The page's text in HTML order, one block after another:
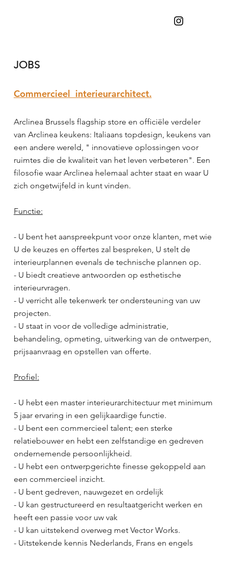
JOBS
Commercieel interieurarchitect.
Arclinea Brussels flagship store en officiële verdeler
van Arclinea keukens: Italiaans topdesign, keukens van
een andere wereld, " innovatieve oplossingen voor
ruimtes die de kwaliteit van het leven verbeteren". Een
filosofie waar Arclinea helemaal achter staat en waar U
zich ongetwijfeld in kunt vinden.
Functie:
- U bent het aanspreekpunt voor onze klanten, met wie
U de keuzes en offertes zal bespreken, U stelt de
interieurplannen evenals de technische plannen op.
- U biedt creatieve antwoorden op esthetische
interieurvragen.
- U verricht alle tekenwerk ter ondersteuning van uw
projecten.
- U staat in voor de volledige administratie,
behandeling, opmeting, uitwerking van de ontwerpen,
prijsaanvraag en opstellen van offerte.
Profiel:
- U hebt een master interieurarchitectuur met minimum
5 jaar ervaring in een gelijkaardige functie.
- U bent een commercieel talent; een sterke
relatiebouwer en hebt een zelfstandige en gedreven
ondernemende persoonlijkheid.
- U hebt een ontwerpgerichte finesse gekoppeld aan
een commercieel inzicht.
- U bent gedreven, nauwgezet en ordelijk
- U kan gestructureerd en resultaatgericht werken en
heeft een passie voor uw vak
- U kan uitstekend overweg met Vector Works.
- Uitstekende kennis Nederlands, Frans en engels